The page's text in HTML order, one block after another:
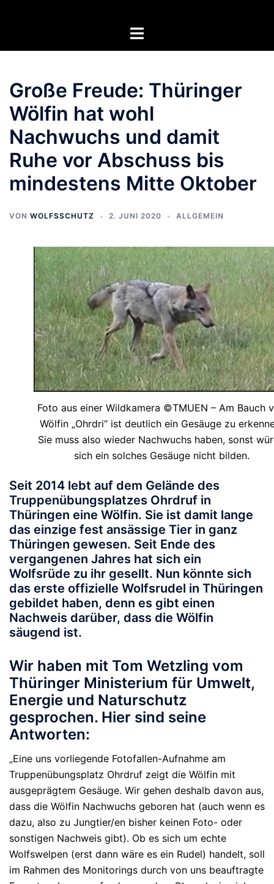
Menü
Große Freude: Thüringer
Wölfin hat wohl
Nachwuchs und damit
Ruhe vor Abschuss bis
mindestens Mitte Oktober
VON WOLFSSCHUTZ 2. JUNI 2020 ALLGEMEIN
Foto aus einer Wildkamera ©TMUEN – Am Bauch
Wölfin „Ohrdri“ ist deutlich ein Gesäuge zu
Sie muss also wieder Nachwuchs haben, sonst
sich ein solches Gesäuge nicht bilden.
Seit 2014 lebt auf dem Gelände des
Truppenübungsplatzes Ohrdruf in
Thüringen eine Wölfin. Sie ist damit lange
das einzige fest ansässige Tier in ganz
Thüringen gewesen. Seit Ende des
vergangenen Jahres hat sich ein
Wolfsrüde zu ihr gesellt. Nun könnte sich
das erste offizielle Wolfsrudel in Thüringen
gebildet haben, denn es gibt einen
Nachweis darüber, dass die Wölfin
säugend ist.
Wir haben mit Tom Wetzling vom
Thüringer Ministerium für Umwelt,
Energie und Naturschutz
gesprochen. Hier sind seine
Antworten:
„Eine uns vorliegende Fotofallen-Aufnahme am
Truppenübungsplatz Ohrdruf zeigt die Wölfin mit
ausgeprägtem Gesäuge. Wir gehen deshalb davon aus,
dass die Wölfin Nachwuchs geboren hat (auch wenn es
dazu, also zu Jungtier/en bisher keinen Foto- oder
sonstigen Nachweis gibt). Ob es sich um echte
Wolfswelpen (erst dann wäre es ein Rudel) handelt, soll
im Rahmen des Monitorings durch von uns beauftragte